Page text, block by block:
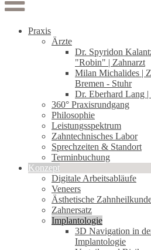
Praxis
Ärzte
Dr. Spyridon
"Robin" | Zahnarzt
Milan Michalides |
Bremen - Stuhr
Dr. Eberhard Lang |
360° Praxisrundgang
Philosophie
Leistungsspektrum
Zahntechnisches Labor
Sprechzeiten & Standort
Terminbuchung
Konzept
Digitale Arbeitsabläufe
Veneers
Ästhetische
Zahnersatz
Implantologie
3D Navigation in
Implantologie